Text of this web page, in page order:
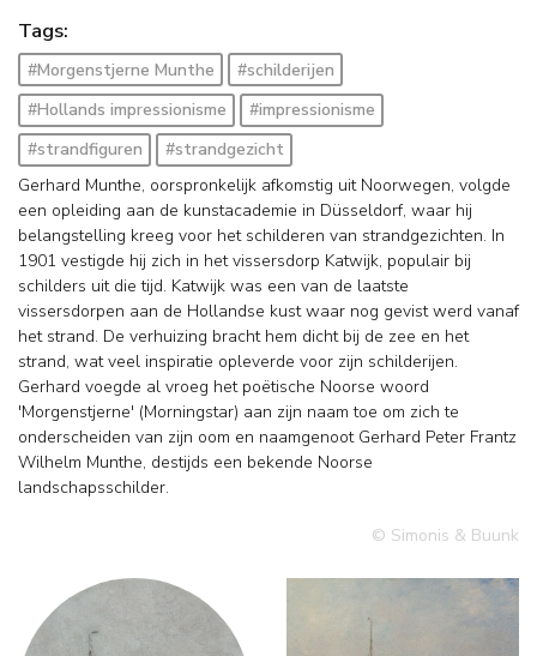
Tags:
#Morgenstjerne Munthe
#schilderijen
#Hollands impressionisme
#impressionisme
#strandfiguren
#strandgezicht
Gerhard Munthe, oorspronkelijk afkomstig uit Noorwegen, volgde
een opleiding aan de kunstacademie in Düsseldorf, waar hij
belangstelling kreeg voor het schilderen van strandgezichten. In
1901 vestigde hij zich in het vissersdorp Katwijk, populair bij
schilders uit die tijd. Katwijk was een van de laatste
vissersdorpen aan de Hollandse kust waar nog gevist werd vanaf
het strand. De verhuizing bracht hem dicht bij de zee en het
strand, wat veel inspiratie opleverde voor zijn schilderijen.
Gerhard voegde al vroeg het poëtische Noorse woord
'Morgenstjerne' (Morningstar) aan zijn naam toe om zich te
onderscheiden van zijn oom en naamgenoot Gerhard Peter Frantz
Wilhelm Munthe, destijds een bekende Noorse
landschapsschilder.
© Simonis & Buunk